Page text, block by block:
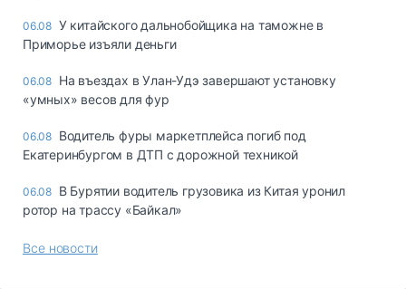
06.08 У китайского дальнобойщика на таможне в
Приморье изъяли деньги
06.08 Ha въeздax в Улaн-Удэ зaвepшaют ycтaнoвкy
«yмныx» вecoв для фyp
06.08 Водитель фуры маркетплейса погиб под
Екатеринбургом в ДТП с дорожной техникой
06.08 В Бурятии водитель грузовика из Китая уронил
ротор на трассу «Байкал»
Все новости